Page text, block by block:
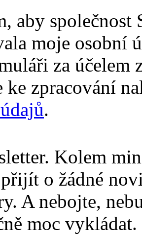
aby společnost
moje osobní
za účelem
ke zpracování
.
Kolem
o žádné
A nebojte,
moc vykládat.